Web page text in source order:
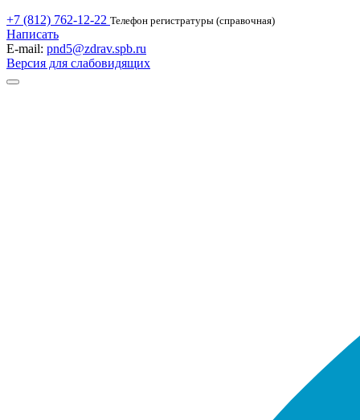
+7 (812) 762-12-22 Телефон регистратуры (справочная)
Написать
E-mail: pnd5@zdrav.spb.ru
Версия для слабовидящих